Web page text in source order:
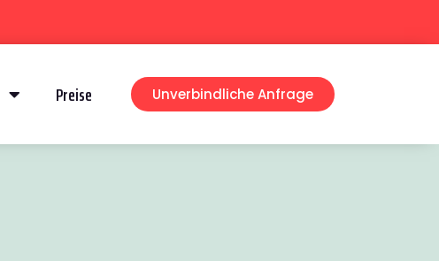
Preise Unverbindliche Anfrage